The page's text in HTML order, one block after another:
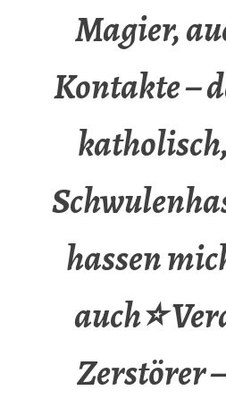
Magier,
Kontakte –
hassen
auch⭐
Zerstörer